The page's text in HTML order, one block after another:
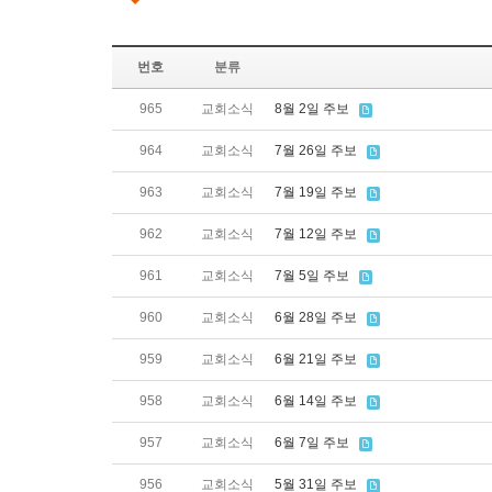
번호 분류
965 교회소식 8월 2일 주보
964 교회소식 7월 26일 주보
963 교회소식 7월 19일 주보
962 교회소식 7월 12일 주보
961 교회소식 7월 5일 주보
960 교회소식 6월 28일 주보
959 교회소식 6월 21일 주보
958 교회소식 6월 14일 주보
957 교회소식 6월 7일 주보
956 교회소식 5월 31일 주보